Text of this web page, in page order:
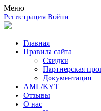
Меню
Регистрация Войти
Главная
Правила сайта
Скидки
Партнерская
Документация
AML/KYT
Отзывы
О нас